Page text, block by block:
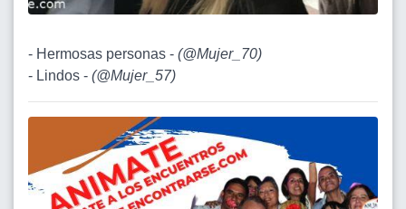
- Hermosas personas - (@Mujer_70)
- Lindos - (@Mujer_57)